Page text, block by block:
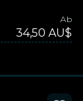
Ab
34,50 AU$